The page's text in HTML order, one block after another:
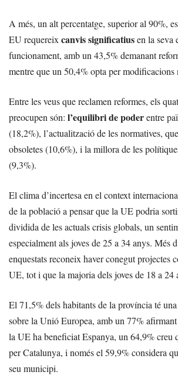
A més, un alt percentatge, superior al 90%,
EU requereix canvis significatiusen la seva
funcionament, amb un 43,5% demanant
mentre que un 50,4% opta per modificacions
Entre les veus que reclamen reformes, els
preocupen són: l’equilibri de poderentre
(18,2%), l’actualització de les normatives,
obsoletes (10,6%), i la millora de les
(9,3%).
El clima d’incertesa en el context
de la població a pensar que la UE podria
dividida de les actuals crisis globals, un
especialment als joves de 25 a 34 anys. Més
enquestats reconeix haver conegut projectes
UE, tot i que la majoria dels joves de 18 a 24
El 71,5% dels habitants de la província té
sobre la Unió Europea, amb un 77%
la UE ha beneficiat Espanya, un 64,9% creu
per Catalunya, i només el 59,9% considera
seu municipi.